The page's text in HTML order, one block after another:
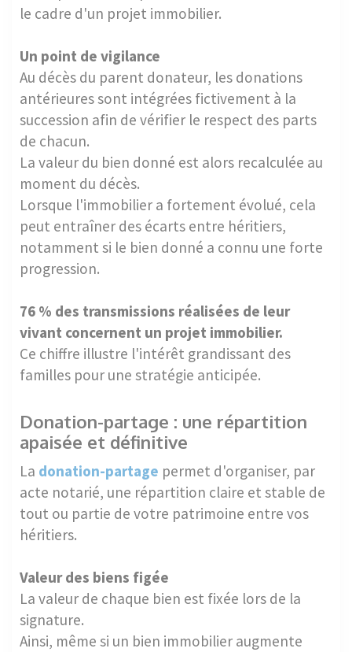
le cadre d'un projet immobilier.
Un point de vigilance
Au décès du parent donateur, les donations
antérieures sont intégrées fictivement à la
succession afin de vérifier le respect des parts
de chacun.
La valeur du bien donné est alors recalculée au
moment du décès.
Lorsque l'immobilier a fortement évolué, cela
peut entraîner des écarts entre héritiers,
notamment si le bien donné a connu une forte
progression.
76 % des transmissions réalisées de leur
vivant concernent un projet immobilier.
Ce chiffre illustre l'intérêt grandissant des
familles pour une stratégie anticipée.
Donation-partage : une répartition
apaisée et définitive
La donation-partage permet d'organiser, par
acte notarié, une répartition claire et stable de
tout ou partie de votre patrimoine entre vos
héritiers.
Valeur des biens figée
La valeur de chaque bien est fixée lors de la
signature.
Ainsi, même si un bien immobilier augmente